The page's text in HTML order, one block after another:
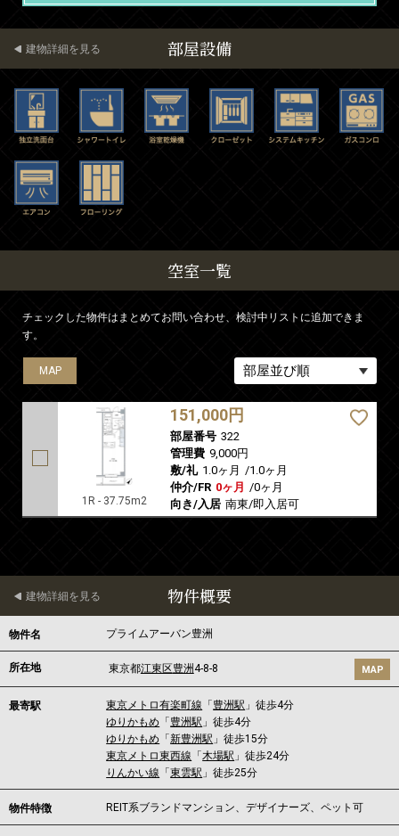
部屋設備
建物詳細を見る
空室一覧
チェックした物件はまとめてお問い合わせ、検討中リストに追加できま
す。
MAP
1R - 37.75m2
151,000円
部屋番号 322
管理費 9,000円
敷/礼 1.0ヶ月 /1.0ヶ月
仲介/FR 0ヶ月 /0ヶ月
向き/入居 南東/即入居可
物件概要
建物詳細を見る
物件名 プライムアーバン豊洲
所在地 東京都江東区豊洲 4-8-8 MAP
最寄駅 東京メトロ有楽町線 「 豊洲駅 」徒歩4分
ゆりかもめ 「 豊洲駅 」徒歩4分
ゆりかもめ 「新豊洲駅 」徒歩15分
東京メトロ東西線 「木場駅 」徒歩24分
りんかい線 「東雲駅 」徒歩25分
物件特徴 REIT系ブランドマンション、デザイナーズ、ペット可